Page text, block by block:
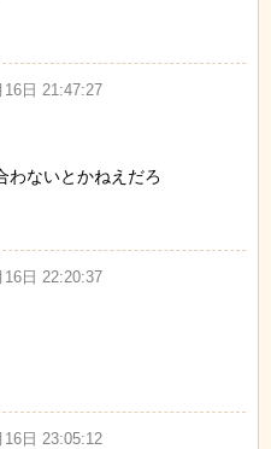
16日 21:47:27
わないとかねえだろ
16日 22:20:37
16日 23:05:12